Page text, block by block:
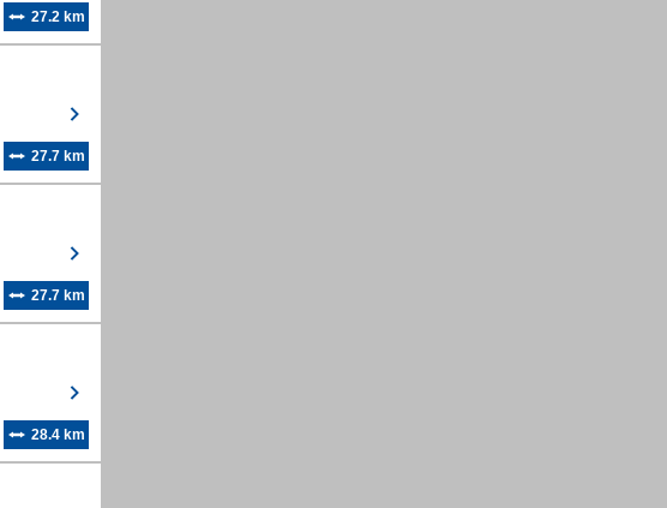
27.2 km
27.7 km
27.7 km
28.4 km